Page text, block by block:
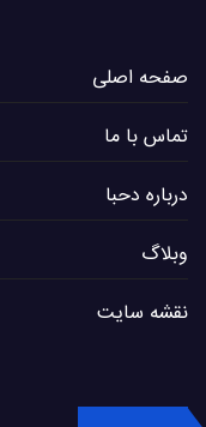
صفحه اصلی
تماس با ما
درباره دحبا
وبلاگ
نقشه سایت